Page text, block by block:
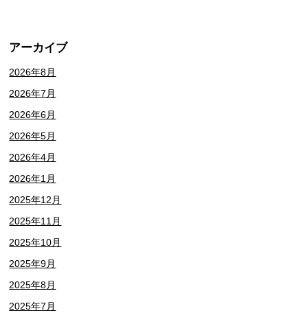
アーカイブ
2026年8月
2026年7月
2026年6月
2026年5月
2026年4月
2026年1月
2025年12月
2025年11月
2025年10月
2025年9月
2025年8月
2025年7月